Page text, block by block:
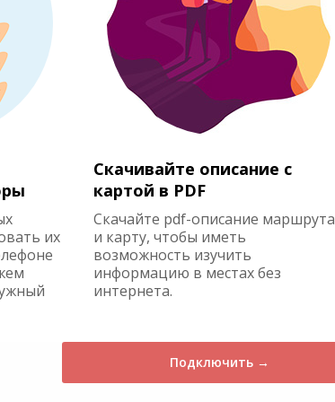
их
Скачивайте описание с
картой в PDF
Скачайте pdf-описание маршрута
и карту, чтобы иметь
возможность изучить
информацию в местах без
интернета.
Подключить →